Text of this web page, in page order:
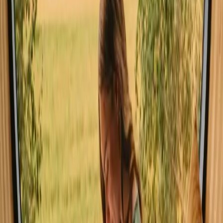
Den beste tiden å oppleve opphold med hav i Portugal er fra vår til
tidlig høst, når været er mildt og behagelig. Våren byr på
blomstrende natur og mindre folkemengder, mens sommeren tilbyr
solfylte dager og livlige strender. Høsten kan by på vakre farger og
mildt vær, men vinteren kan være kjøligere og mer regnfull, noe som
kan begrense utendørsaktiviteter.
Vår Sommer
Vår
Om våren er været mildt og behagelig, perfekt for
utendørsaktiviteter som fotturer og sykling. Naturen blomstrer, og
kystlandskapet er spesielt vakkert. Det er en ideell tid for å utforske
de nydelige strendene uten de store folkemengdene.
Del stedet ditt med nysgjerrige gjester
Vær vert på dine egne premisser. Sett din sesong, dine regler, din
historie. Vi tar oss av resten.
Bli vert Be om en oppringing
Få inspirasjon til ditt neste naturopphold